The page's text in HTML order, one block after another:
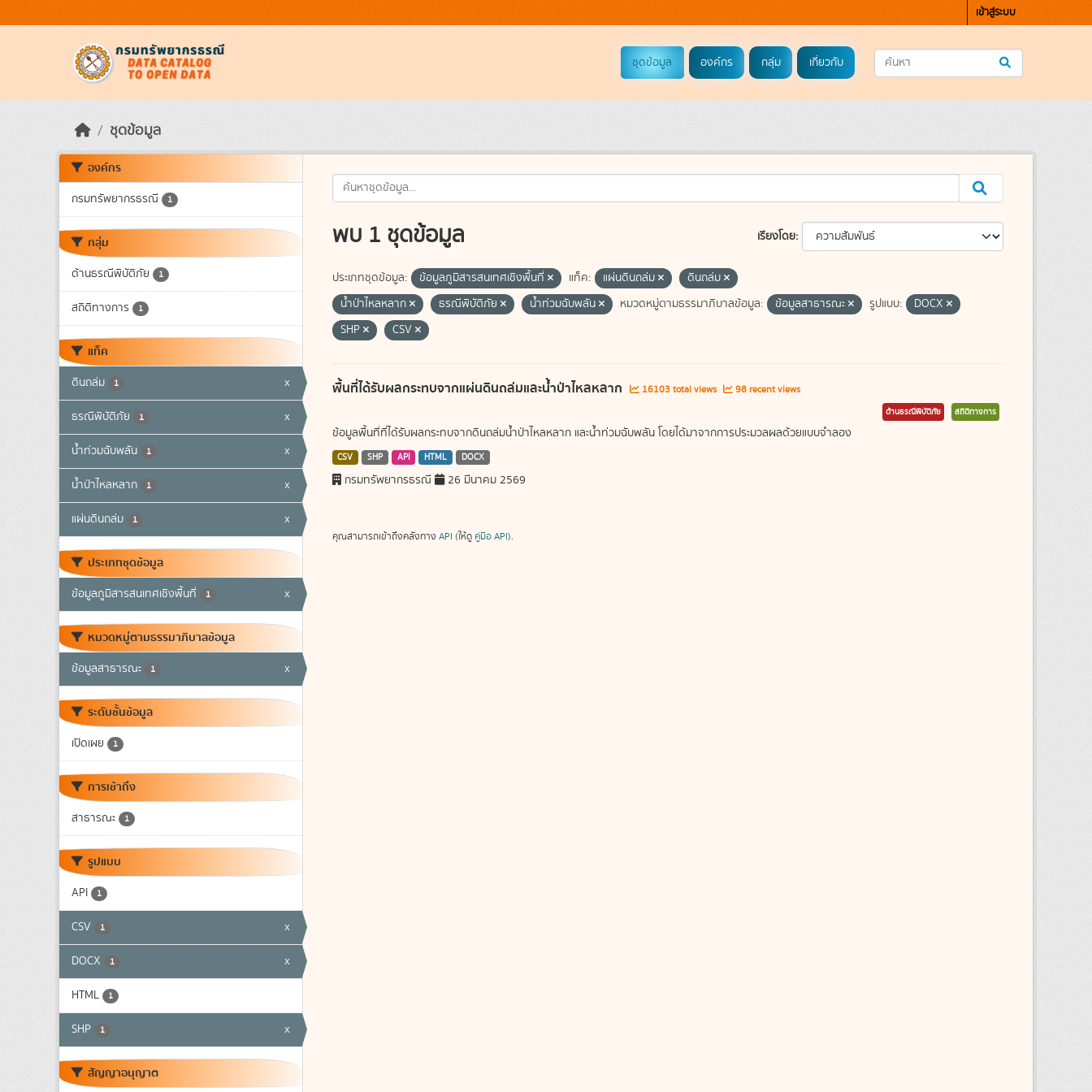
เข้าสู่ระบบ
ชุดข้อมูล องค์กร กลุ่ม เกี่ยวกับ
ชุดข้อมูล
องค์กร
กรมทรัพยากรธรณี 1
กลุ่ม
ด้านธรณีพิบัติภัย 1
สถิติทางการ 1
แท็ค
ดินถล่ม 1 x
ธรณีพิบัติภัย 1 x
น้ำท่วมฉับพลัน 1 x
น้ำป่าไหลหลาก 1 x
แผ่นดินถล่ม 1 x
ประเภทชุดข้อมูล
ข้อมูลภูมิสารสนเทศเชิงพื้นที่ 1 x
หมวดหมู่ตามธรรมาภิบาลข้อมูล
ข้อมูลสาธารณะ 1 x
ระดับชั้นข้อมูล
เปิดเผย 1
การเข้าถึง
สาธารณะ 1
รูปแบบ
API 1
CSV 1 x
DOCX 1 x
HTML 1
SHP 1 x
สัญญาอนุญาต
เรียงโดย
พบ 1 ชุดข้อมูล
ประเภทชุดข้อมูล: ข้อมูลภูมิสารสนเทศเชิงพื้นที่ แท็ค: แผ่นดินถล่ม
ดินถล่ม
น้ำป่าไหลหลาก
ธรณีพิบัติภัย น้ำท่วมฉับพลัน หมวดหมู่ตามธรรมาภิบาลข้อมูล: ข้อมูลสาธารณะ รูปแบบ:
DOCX
SHP
CSV
พื้นที่ได้รับผลกระทบจากแผ่นดินถล่มและน้ำป่าไหลหลาก 16103 total views 98 recent views
ด้านธรณีพิบัติภัย สถิติทางการ
ข้อมูลพื้นที่ที่ได้รับผลกระทบจากดินถล่มน้ำป่าไหลหลาก และน้ำท่วมฉับพลัน โดยได้มาจากการประมวลผลด้วยแบบจำลอง
CSV SHP API HTML DOCX
กรมทรัพยากรธรณี 26 มีนาคม 2569
คุณสามารถเข้าถึงคลังทาง API (ให้ดู คู่มือ API).